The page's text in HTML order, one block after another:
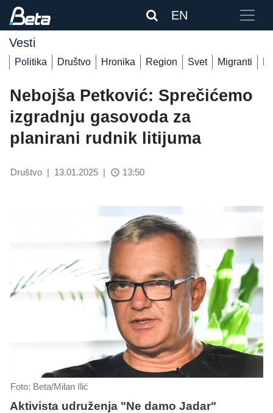
EN
Vesti
Politika Društvo Hronika Region Svet Migranti
Nebojša Petković: Sprečićemo
izgradnju gasovoda za
planirani rudnik litijuma
Društvo | 13.01.2025 | access_time 13:50
Foto: Beta/Milan Ilić
Aktivista udruženja "Ne damo Jadar"